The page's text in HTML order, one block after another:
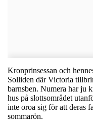
Kronprinsessan och
Solliden där Victoria
barnsben. Numera har ju
hus på slottsområdet
inte oroa sig för att deras
sommarön.